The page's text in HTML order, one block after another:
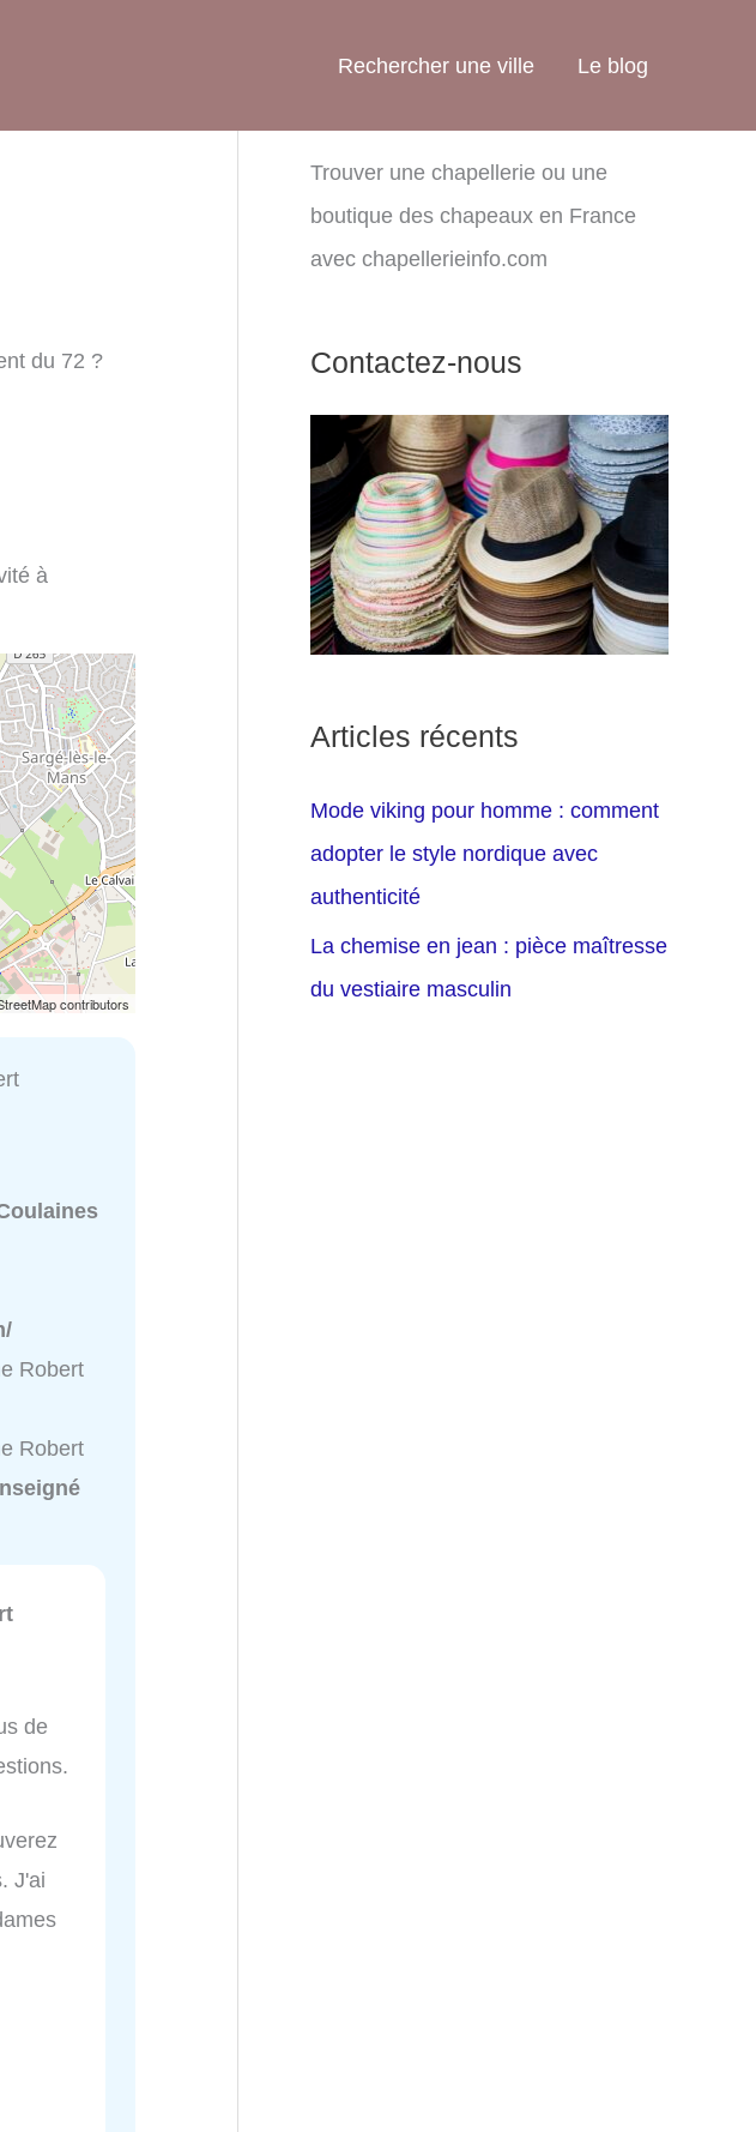
Rechercher une ville Le blog
du 72 ?
à
contributors
Robert
Robert
de
J'ai
Trouver une chapellerie ou une
boutique des chapeaux en France
avec chapellerieinfo.com
Contactez-nous
Articles récents
Mode viking pour homme : comment
adopter le style nordique avec
authenticité
La chemise en jean : pièce maîtresse
du vestiaire masculin